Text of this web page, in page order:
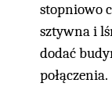
stopniowo
sztywna i
dodać
połączenia.